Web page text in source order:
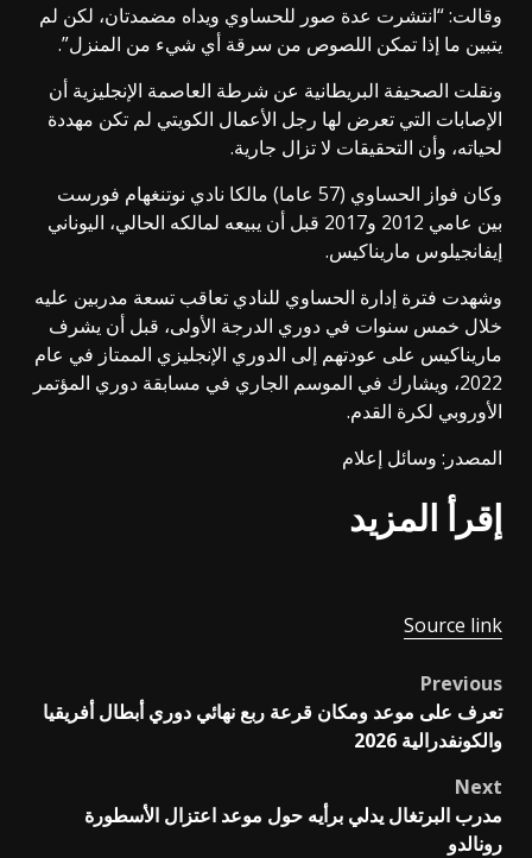
وقالت: “انتشرت عدة صور للحساوي ويداه مضمدتان، لكن لم
يتبين ما إذا تمكن اللصوص من سرقة أي شيء من المنزل”.
ونقلت الصحيفة البريطانية عن شرطة العاصمة الإنجليزية أن
الإصابات التي تعرض لها رجل الأعمال الكويتي لم تكن مهددة
لحياته، وأن التحقيقات لا تزال جارية.
وكان فواز الحساوي (57 عاما) مالكا نادي نوتنغهام فورست
بين عامي 2012 و2017 قبل أن يبيعه لمالكه الحالي، اليوناني
إيفانجيلوس ماريناكيس.
وشهدت فترة إدارة الحساوي للنادي تعاقب تسعة مدربين عليه
خلال خمس سنوات في دوري الدرجة الأولى، قبل أن يشرف
ماريناكيس على عودتهم إلى الدوري الإنجليزي الممتاز في عام
2022، ويشارك في الموسم الجاري في مسابقة دوري المؤتمر
الأوروبي لكرة القدم.
المصدر: وسائل إعلام
إقرأ المزيد
Source link
Post
navigation
Previous
تعرف على موعد ومكان قرعة ربع نهائي دوري أبطال أفريقيا
والكونفدرالية 2026
Next
مدرب البرتغال يدلي برأيه حول موعد اعتزال الأسطورة
رونالدو